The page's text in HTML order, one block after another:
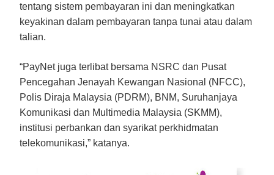
tentang sistem pembayaran ini dan meningkatkan
keyakinan dalam pembayaran tanpa tunai atau dalam
talian.
“PayNet juga terlibat bersama NSRC dan Pusat
Pencegahan Jenayah Kewangan Nasional (NFCC),
Polis Diraja Malaysia (PDRM), BNM, Suruhanjaya
Komunikasi dan Multimedia Malaysia (SKMM),
institusi perbankan dan syarikat perkhidmatan
telekomunikasi,” katanya.